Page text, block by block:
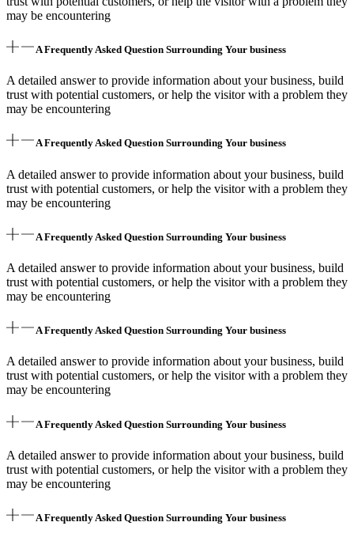
may be encountering
A Frequently Asked Question Surrounding Your business
A detailed answer to provide information about your business, build
trust with potential customers, or help the visitor with a problem they
may be encountering
A Frequently Asked Question Surrounding Your business
A detailed answer to provide information about your business, build
trust with potential customers, or help the visitor with a problem they
may be encountering
A Frequently Asked Question Surrounding Your business
A detailed answer to provide information about your business, build
trust with potential customers, or help the visitor with a problem they
may be encountering
A Frequently Asked Question Surrounding Your business
A detailed answer to provide information about your business, build
trust with potential customers, or help the visitor with a problem they
may be encountering
A Frequently Asked Question Surrounding Your business
A detailed answer to provide information about your business, build
trust with potential customers, or help the visitor with a problem they
may be encountering
A Frequently Asked Question Surrounding Your business